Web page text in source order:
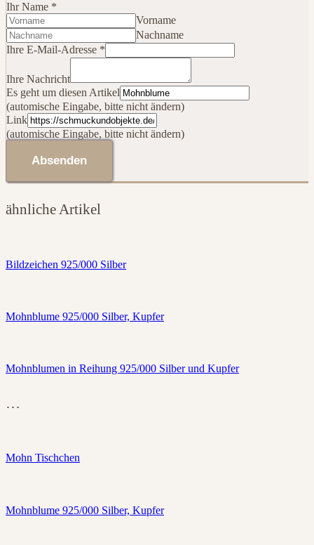
Ihr Name *
Vorname
Nachname
E-
Adresse
Es
Artikel
Ihre E-Mail-Adresse *
Ihre Nachricht
Es geht um diesen Artikel
(automische Eingabe, bitte nicht ändern)
Link
(automische Eingabe, bitte nicht ändern)
Absenden
ähnliche Artikel
Bildzeichen 925/000 Silber
Mohnblume 925/000 Silber, Kupfer
Mohnblumen in Reihung 925/000 Silber und Kupfer
…
Mohn Tischchen
Mohnblume 925/000 Silber, Kupfer